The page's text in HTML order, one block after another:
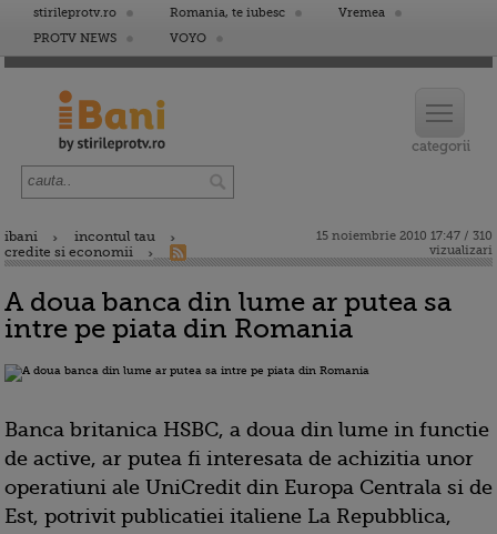
stirileprotv.ro Romania, te iubesc
Vremea
PROTV NEWS
VOYO
ibani
incontul tau
credite si economii
15 noiembrie 2010 17:47 / 310
vizualizari
A doua banca din lume ar putea sa
intre pe piata din Romania
Banca britanica HSBC, a doua din lume in functie
de active, ar putea fi interesata de achizitia unor
operatiuni ale UniCredit din Europa Centrala si de
Est, potrivit publicatiei italiene La Repubblica,